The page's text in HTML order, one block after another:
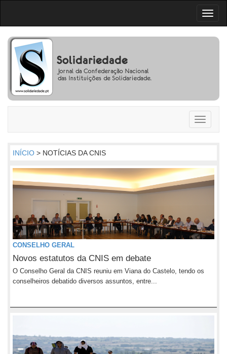
Toggle
INÍCIO > NOTÍCIAS DA CNIS
CONSELHO GERAL
Novos estatutos da CNIS em debate
O Conselho Geral da CNIS reuniu em Viana do Castelo, tendo os
conselheiros debatido diversos assuntos, entre...